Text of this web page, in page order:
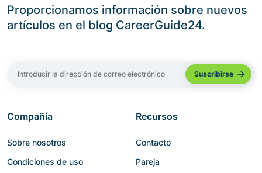
Proporcionamos información sobre nuevos
artículos en el blog CareerGuide24.
Compañía
Sobre nosotros
Condiciones de uso
Recursos
Contacto
Pareja